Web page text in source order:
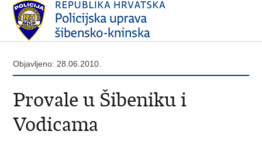
Objavljeno: 28.06.2010.
Provale u Šibeniku i
Vodicama